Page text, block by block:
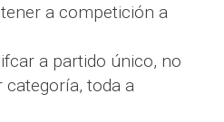
a competición a
a partido único, no
toda a